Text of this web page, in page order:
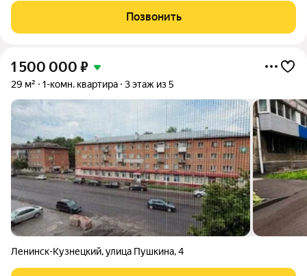
ПРЕДЛОЖЕНИЕ,ПОЗВОНИТЕ НАМ. Расположение: Россия,
Позвонить
1 500 000 ₽
29 м² 1-комн. квартира 3 этаж из 5
Ленинск-Кузнецкий,улица Пушкина,4